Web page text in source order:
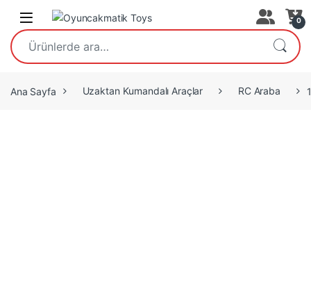
Open 0
Ara:
Ana Sayfa Uzaktan Kumandalı Araçlar RC Araba